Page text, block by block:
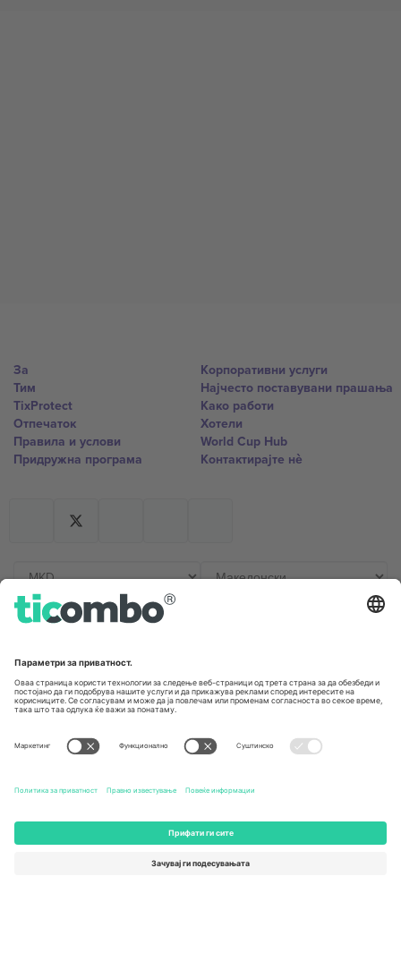
За
Тим
TixProtect
Отпечаток
Правила и услови
Придружна програма
Корпоративни услуги
Најчесто поставувани прашања
Како работи
Хотели
World Cup Hub
Контактирајте нѐ
Germany
Unter den Linden 24, 10117
United Kingdom
167 City Road, London, Greater
Kingdom
Newark, Delaware 19713, United
States
Engelberg, Switzerland